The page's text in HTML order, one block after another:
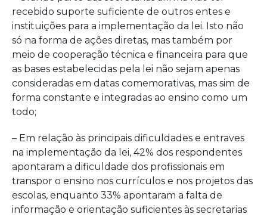
recebido suporte suficiente de outros entes e
instituições para a implementação da lei. Isto não
só na forma de ações diretas, mas também por
meio de cooperação técnica e financeira para que
as bases estabelecidas pela lei não sejam apenas
consideradas em datas comemorativas, mas sim de
forma constante e integradas ao ensino como um
todo;
– Em relação às principais dificuldades e entraves
na implementação da lei, 42% dos respondentes
apontaram a dificuldade dos profissionais em
transpor o ensino nos currículos e nos projetos das
escolas, enquanto 33% apontaram a falta de
informação e orientação suficientes às secretarias